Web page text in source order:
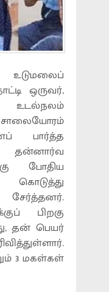
உடுமலைப்
ஒருவர்,
உடல்நலம்
பார்த்த
தன்னார்வ
போதிய
பிறகு
தன் பெயர்
3 மகள்கள்